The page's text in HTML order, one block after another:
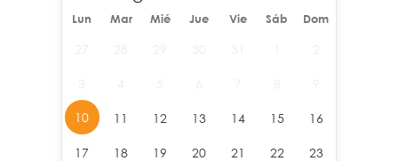
Lun Mar Mié Jue Vie Sáb Dom
10 11 12 13 14 15 16
17 18 19 20 21 22 23